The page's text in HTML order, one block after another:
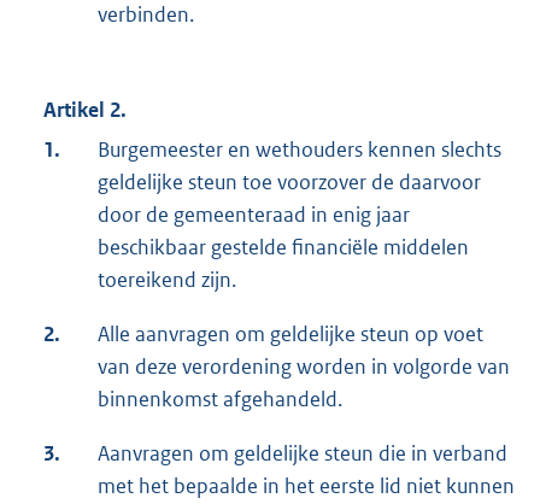
verbinden.
Artikel 2.
1.
Burgemeester en wethouders kennen slechts
geldelijke steun toe voorzover de daarvoor
door de gemeenteraad in enig jaar
beschikbaar gestelde financiële middelen
toereikend zijn.
2.
Alle aanvragen om geldelijke steun op voet
van deze verordening worden in volgorde van
binnenkomst afgehandeld.
3.
Aanvragen om geldelijke steun die in verband
met het bepaalde in het eerste lid niet kunnen